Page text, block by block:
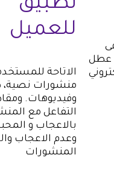
عطل
تطبيق
للعميل
الاتاحة
منشورات نصية،
وفيديوهات.
التفاعل مع
بالاعجاب و
وعدم الاعجاب
المنشورات